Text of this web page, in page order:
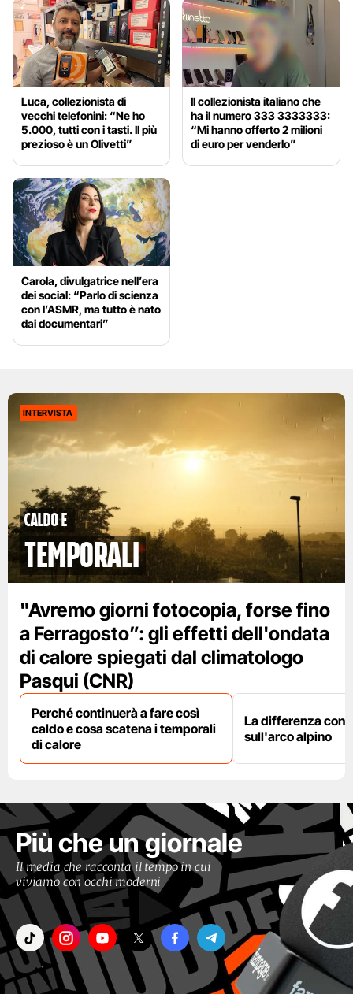
Luca, collezionista di
vecchi telefonini: “Ne ho
5.000, tutti con i tasti. Il più
prezioso è un Olivetti”
Il collezionista italiano che
ha il numero 333 3333333:
“Mi hanno offerto 2 milioni
di euro per venderlo”
Carola, divulgatrice nell’era
dei social: “Parlo di scienza
con l’ASMR, ma tutto è nato
dai documentari”
INTERVISTA
caldo e
temporali
"Avremo giorni fotocopia, forse fino
a Ferragosto”: gli effetti dell'ondata
di calore spiegati dal climatologo
Pasqui (CNR)
Perché continuerà a fare così
caldo e cosa scatena i temporali
di calore
La differenza con
sull'arco alpino
Più che un giornale
Il media che racconta il tempo in cui
viviamo con occhi moderni